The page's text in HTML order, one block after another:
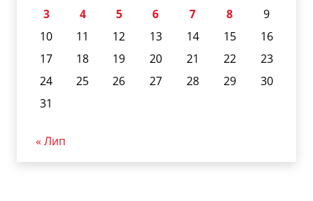
3
4 5 6 7 8
9
10
11 12 13 14 15
16
17
18 19 20 21 22
23
24
25 26 27 28 29
30
31
« Лип